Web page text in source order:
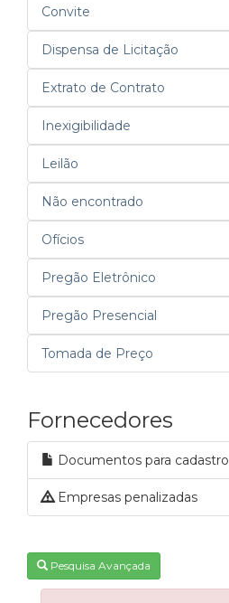
Convite
Dispensa de Licitação
Extrato de Contrato
Inexigibilidade
Leilão
Não encontrado
Ofícios
Pregão Eletrônico
Pregão Presencial
Tomada de Preço
Fornecedores
Documentos para cadastro
Empresas penalizadas
Pesquisa Avançada